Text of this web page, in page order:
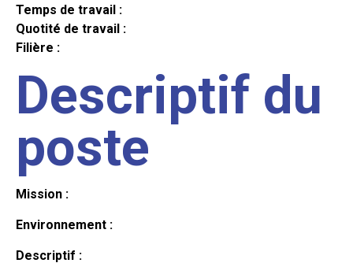
Temps de travail :
Quotité de travail :
Filière :
Descriptif du
poste
Mission :
Environnement :
Descriptif :